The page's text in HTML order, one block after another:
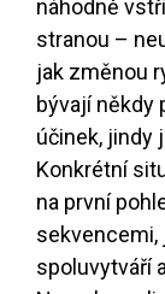
náhodně
stranou –
jak změnou
bývají někdy
účinek, jindy
Konkrétní
na první
spoluvytváří